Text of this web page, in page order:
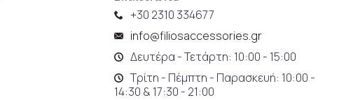
+30 2310 334677
info@filiosaccessories.gr
Δευτέρα - Τετάρτη: 10:00 - 15:00
Τρίτη - Πέμπτη - Παρασκευή: 10:00 -
14:30 & 17:30 - 21:00